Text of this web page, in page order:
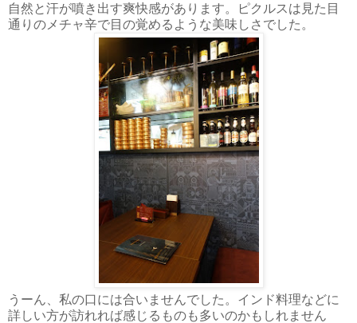
自然と汗が噴き出す爽快感があります。ピクルスは見た目
通りのメチャ辛で目の覚めるような美味しさでした。
うーん、私の口には合いませんでした。インド料理などに
詳しい方が訪れれば感じるものも多いのかもしれません